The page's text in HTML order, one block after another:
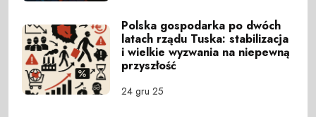
Polska gospodarka po dwóch
latach rządu Tuska: stabilizacja
i wielkie wyzwania na niepewną
przyszłość
24 gru 25